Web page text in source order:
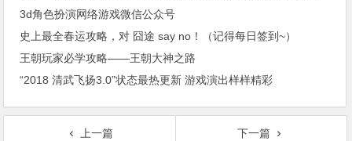
3d角色扮演网络游戏微信公众号
史上最全春运攻略，对 囧途 say no！（记得每日签到~）
王朝玩家必学攻略——王朝大神之路
“2018 清武飞扬3.0”状态最热更新 游戏演出样样精彩
上一篇
下一篇